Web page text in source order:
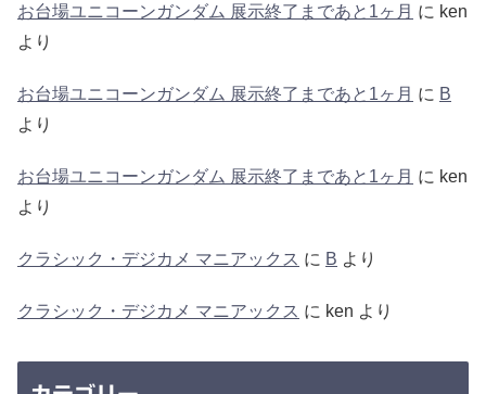
お台場ユニコーンガンダム 展示終了まであと1ヶ月 に ken
より
お台場ユニコーンガンダム 展示終了まであと1ヶ月 に B
より
お台場ユニコーンガンダム 展示終了まであと1ヶ月 に ken
より
クラシック・デジカメ マニアックス に B より
クラシック・デジカメ マニアックス に ken より